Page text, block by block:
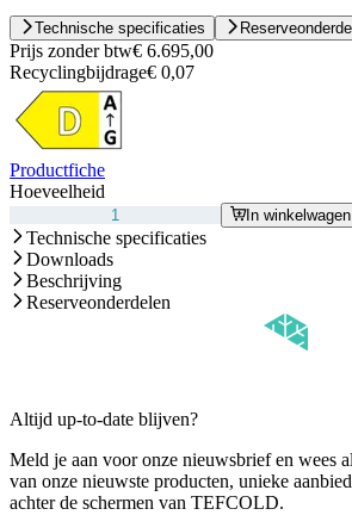
Technische specificaties
Prijs zonder btw€ 6.695,00
Recyclingbijdrage€ 0,07
Productfiche
Hoeveelheid
In winkelwagen
Technische specificaties
Downloads
Beschrijving
Reserveonderdelen
Altijd up-to-date blijven?
Meld je aan voor onze nieuwsbrief en wees
van onze nieuwste producten, unieke
achter de schermen van TEFCOLD.